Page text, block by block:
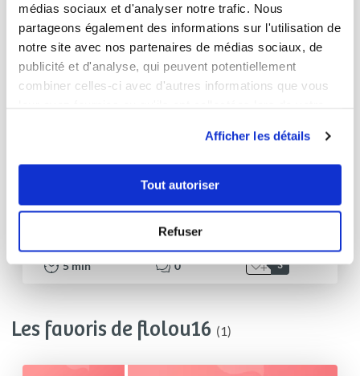
médias sociaux et d'analyser notre trafic. Nous
partageons également des informations sur l'utilisation de
notre site avec nos partenaires de médias sociaux, de
publicité et d'analyse, qui peuvent potentiellement
combiner celles-ci avec d'autres informations que vous
Afficher les détails
Tout autoriser
Refuser
flolou16
Pancakes sans sucre
Aucune note
5min 0 3
Les favoris de flolou16 (1)